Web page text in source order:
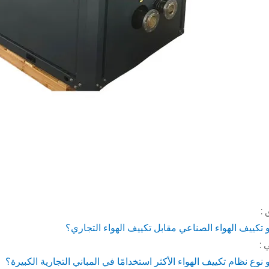
:
تكييف الهواء الصناعي مقابل تكييف الهواء التجاري؟
:
نوع نظام تكييف الهواء الأكثر استخدامًا في المباني التجارية الكبيرة؟